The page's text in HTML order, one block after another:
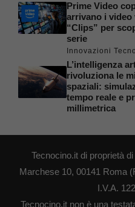
Prime Video
arrivano i video
“Clips” per
serie
Innovazioni
L’intelligenza
rivoluziona le
spaziali:
tempo reale e
millimetrica
Tecnocino.it di proprietà
Marchese 10, 00141 Roma
I.V.A.
Tecnocino.it non è una